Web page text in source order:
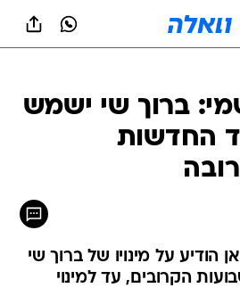
ברוך שי ישמש
החדשות
הודיע על מינויו של ברוך שי
הקרובים, עד למינוי